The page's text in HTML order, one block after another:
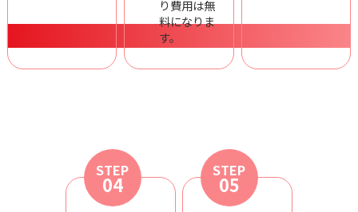
り費用は無
料になりま
す。
STEP
04
STEP
05